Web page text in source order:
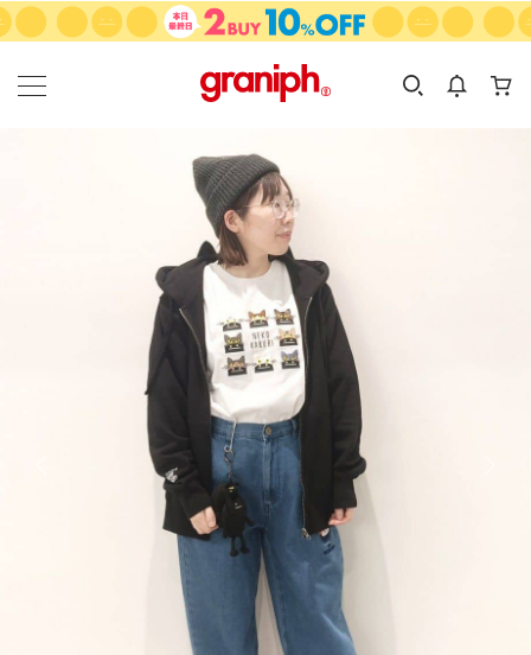
カテゴリーから探す
KIDS
カテゴリ
サイズ